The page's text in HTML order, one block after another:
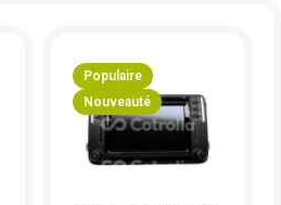
Populaire
Nouveauté